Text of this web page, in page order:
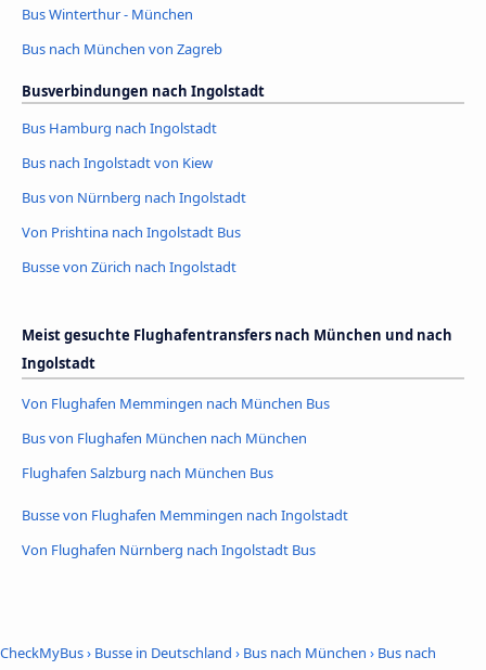
Bus Winterthur - München
Bus nach München von Zagreb
Busverbindungen nach Ingolstadt
Bus Hamburg nach Ingolstadt
Bus nach Ingolstadt von Kiew
Bus von Nürnberg nach Ingolstadt
Von Prishtina nach Ingolstadt Bus
Busse von Zürich nach Ingolstadt
Meist gesuchte Flughafentransfers nach München und nach
Ingolstadt
Von Flughafen Memmingen nach München Bus
Bus von Flughafen München nach München
Flughafen Salzburg nach München Bus
Busse von Flughafen Memmingen nach Ingolstadt
Von Flughafen Nürnberg nach Ingolstadt Bus
CheckMyBus› Busse in Deutschland › Bus nach München › Bus nach